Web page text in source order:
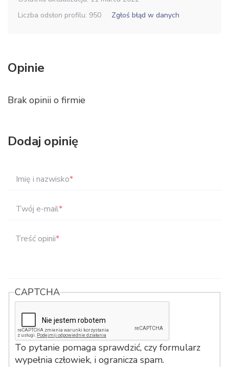
Liczba odsłon profilu: 950
Zgłoś błąd w danych
Opinie
Brak opinii o firmie
Dodaj opinię
Imię i nazwisko*
Twój e-mail*
Treść opinii*
CAPTCHA
To pytanie pomaga sprawdzić, czy formularz
wypełnia człowiek, i ogranicza spam.